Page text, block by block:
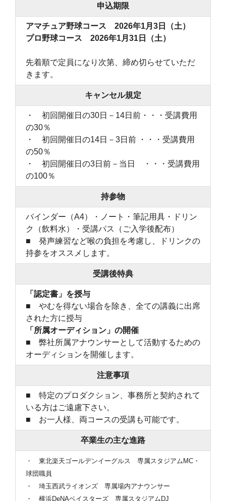
申込期限
アマチュア野球コース 2026年1月3日（土）
プロ野球コース 2026年1月31日（土）
先着順で定員になり次第、締め切らせていただ
きます。
キャンセル規定
・ 初回開催日の30日－14日前・・・受講費用
の30％
・ 初回開催日の14日－3日前 ・・・受講費用
の50％
・ 初回開催日の3日前－当日 ・・・受講費用
の100％
持参物
バインダー（A4）・ノート・筆記用具・ドリン
ク（飲料水）・受講パス（ご入学後配布）
■ 発声練習など喉の負担を考慮し、ドリンクの
持参をオススメします。
受講後特典
「認定書」を授与
■ やむを得ない場合を除き、全ての講義に出席
された方に授与
「所属オーディション」の開催
■ 弊社所属アナウンサーとして活動するための
オーディションを開催します。
注意事項
■ 特定のプロダクション、事務所と契約されて
いる方はご遠慮下さい。
■ お一人様、両コースの受講も可能です。
卒業生の主な進路
・ 東北楽天ゴールデンイーグルス 専属スタジアムMC・
球団職員
・ 埼玉西武ライオンズ 専属場内アナウンサー
・ 横浜DeNAベイスターズ 専属スタジアムDJ